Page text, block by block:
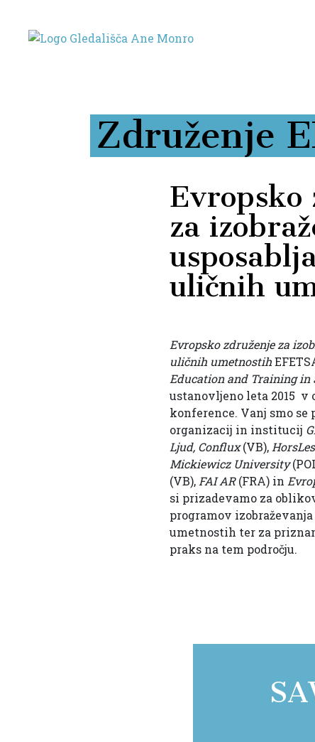
Združenje
Evropsko
za
uličnih
Evropsko združenje za
uličnih umetnostih
Education and Training in
ustanovljeno leta 2015 v
konference. Vanj smo
organizacij in institucij
Ljud, Conflux(VB),
Mickiewicz University
(VB), FAI AR(FRA) in
si prizadevamo za
programov
umetnostih ter za
praks na tem področju.